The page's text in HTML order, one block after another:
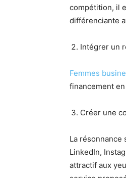
compétition, il
différenciante
Intégrer un
Femmes
financement
Créer une
La
LinkedIn,
attractif aux